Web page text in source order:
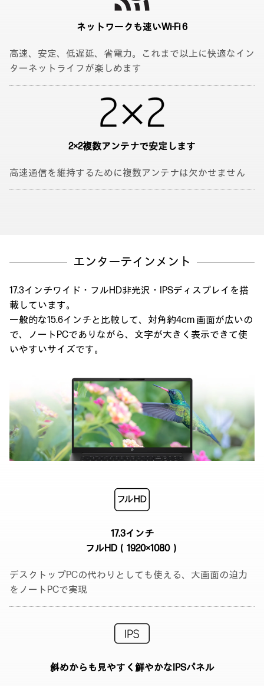
ネットワークも速いWi-Fi 6
高速、安定、低遅延、省電力。これまで以上に快適なイン
ターネットライフが楽しめます
2×2複数アンテナで安定します
高速通信を維持するために複数アンテナは欠かせません
エンターテインメント
17.3インチワイド・フルHD非光沢・IPSディスプレイを搭
載しています。
一般的な15.6インチと比較して、対角約4cm 画面が広いの
で、ノートPCでありながら、 文字が大きく表示できて使
いやすいサイズです。
17.3インチ
フルHD（1920×1080）
デスクトップPCの代わりとしても使える、大画面の迫力
をノートPCで実現
斜めからも見やすく鮮やかなIPSパネル